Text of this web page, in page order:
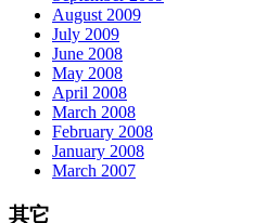
August 2009
July 2009
June 2008
May 2008
April 2008
March 2008
February 2008
January 2008
March 2007
其它